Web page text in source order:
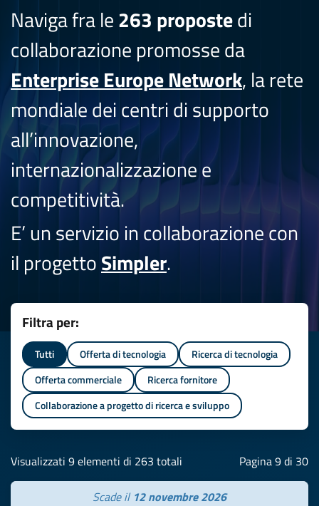
Naviga fra le263 propostedi
collaborazione promosse da
Enterprise Europe Network, la rete
mondiale dei centri di supporto
all’innovazione,
internazionalizzazione e
competitività.
E’ un servizio in collaborazione con
il progettoSimpler.
Filtra per:
Tutti Offerta di tecnologia
Ricerca di tecnologia
Offerta commerciale
Ricerca fornitore
Collaborazione a progetto di ricerca e sviluppo
Visualizzati 9 elementi di 263 totali Pagina 9 di 30
Scade il 12 novembre 2026